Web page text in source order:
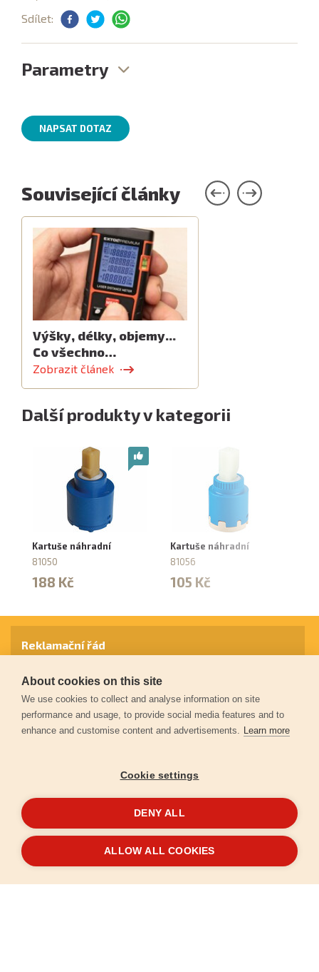
Sdílet:
Parametry
NAPSAT DOTAZ
Související články
Výšky, délky, objemy...
Co všechno…
Zobrazit článek
Další produkty v kategorii
Kartuše náhradní
81050
188 Kč
Kartuše náhradní
81056
105 Kč
© 2026Extol.cz- Všechna práva vyhrazena
Reklamační řád
Záruční podmínky
Ochrana osobních údajů
VytvořiloFEO
About cookies on this site
We use cookies to collect and analyse information on site
performance and usage, to provide social media features and to
enhance and customise content and advertisements. Learn more
Cookie settings
DENY ALL
ALLOW ALL COOKIES